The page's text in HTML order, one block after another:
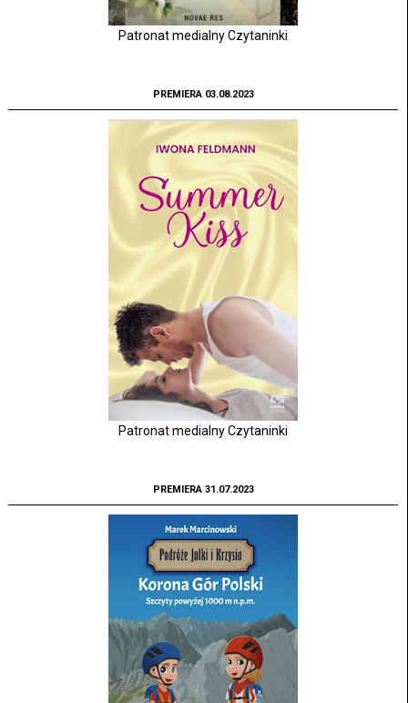
Patronat medialny Czytaninki
PREMIERA 03.08.2023
Patronat medialny Czytaninki
PREMIERA 31.07.2023